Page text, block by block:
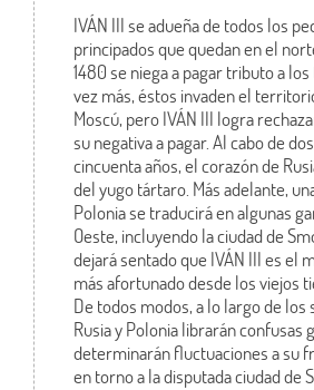
IVÁN III se adueña de todos los
principados que quedan en el
1480 se niega a pagar tributo a
vez más, éstos invaden el
Moscú, pero IVÁN III logra
su negativa a pagar. Al cabo de
cincuenta años, el corazón de
del yugo tártaro. Más adelante,
Polonia se traducirá en algunas
Oeste, incluyendo la ciudad de
dejará sentado que IVÁN III es el
más afortunado desde los viejos
De todos modos, a lo largo de los
Rusia y Polonia librarán confusas
determinarán fluctuaciones a su
en torno a la disputada ciudad de